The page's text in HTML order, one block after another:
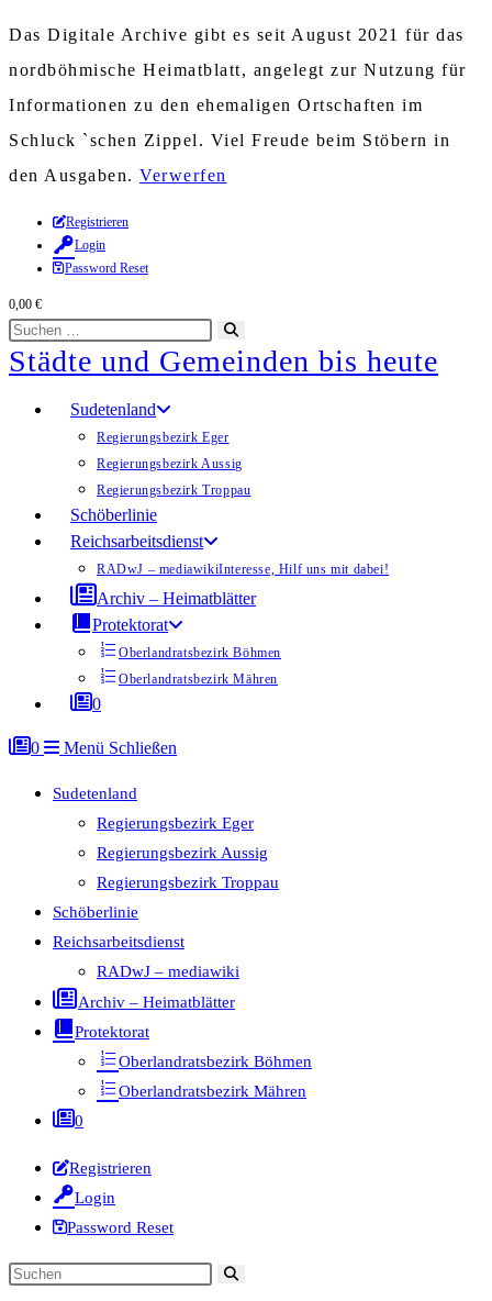
Das Digitale Archive gibt es seit August 2021 für das
nordböhmische Heimatblatt, angelegt zur Nutzung für
Informationen zu den ehemaligen Ortschaften im
Schluck `schen Zippel. Viel Freude beim Stöbern in
den Ausgaben. Verwerfen
Zum
Inhalt
springen
Registrieren
Login
Password Reset
0,00 €
Diese
Website
durchsuchen
starten
Städte und Gemeinden bis heute
Sudetenland
Regierungsbezirk Eger
Regierungsbezirk Aussig
Regierungsbezirk Troppau
Schöberlinie
Reichsarbeitsdienst
RADwJ – mediawikiInteresse, Hilf uns mit dabei!
Archiv – Heimatblätter
Protektorat
Oberlandratsbezirk Böhmen
Oberlandratsbezirk Mähren
0
0 Menü Schließen
Sudetenland
Regierungsbezirk Eger
Regierungsbezirk Aussig
Regierungsbezirk Troppau
Schöberlinie
Reichsarbeitsdienst
RADwJ – mediawiki
Archiv – Heimatblätter
Protektorat
Oberlandratsbezirk Böhmen
Oberlandratsbezirk Mähren
0
Registrieren
Login
Password Reset
Diese